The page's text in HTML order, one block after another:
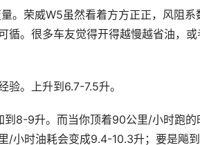
。荣威W5虽然看着方方正正，风阻
循。很多车友觉得开得越慢越省油，
验。上升到6.7-7.5升。
8-9升。而当你顶着90公里/小时跑
/小时油耗会变成9.4-10.3升；要是飚